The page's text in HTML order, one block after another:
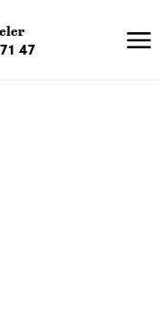
47 ×